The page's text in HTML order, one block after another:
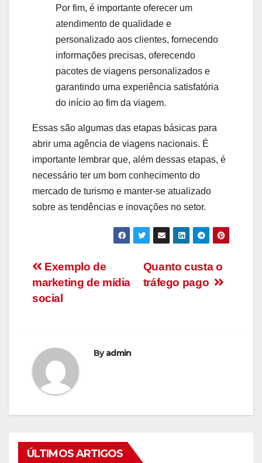
Por fim, é importante oferecer um
atendimento de qualidade e
personalizado aos clientes, fornecendo
informações precisas, oferecendo
pacotes de viagens personalizados e
garantindo uma experiência satisfatória
do início ao fim da viagem.
Essas são algumas das etapas básicas para
abrir uma agência de viagens nacionais. É
importante lembrar que, além dessas etapas, é
necessário ter um bom conhecimento do
mercado de turismo e manter-se atualizado
sobre as tendências e inovações no setor.
Navegação
de
Quanto custa o
tráfego pago
Exemplo de
marketing de mídia
social
Byadmin
ÚLTIMOS ARTIGOS